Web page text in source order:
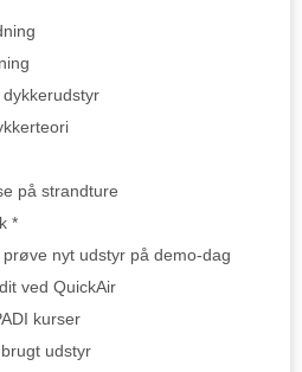
på strandture
*
nyt udstyr på demo-dag
ved QuickAir
kurser
udstyr